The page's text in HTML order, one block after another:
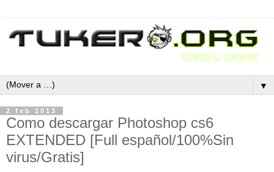
▼
2 feb 2013
Como descargar Photoshop cs6
EXTENDED [Full español/100%Sin
virus/Gratis]